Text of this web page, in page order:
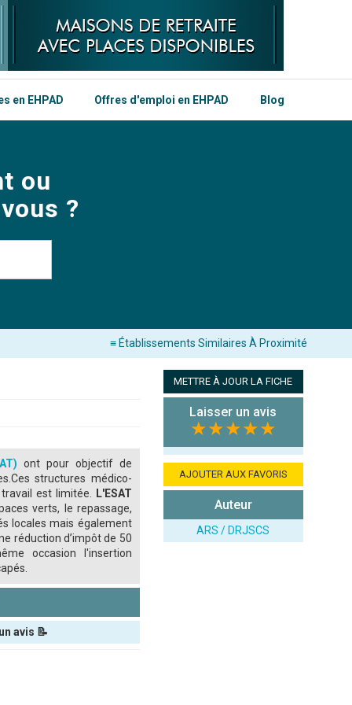
en EHPAD Offres d'emploi en EHPAD Blog
ou
?
≡ Établissements Similaires À Proximité
ont pour objectif de
structures médico-
est limitée.
L'ESAT
verts, le repassage,
locales mais également
réduction d’impôt de 50
occasion l'insertion
avis 📝
METTRE À JOUR LA FICHE
Laisser un avis
★★★★★
AJOUTER AUX FAVORIS
Auteur
ARS / DRJSCS